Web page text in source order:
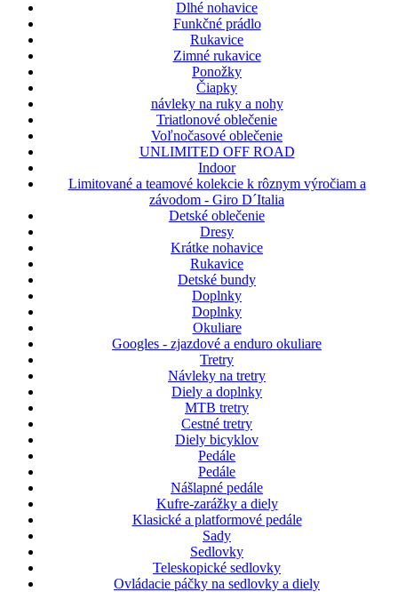
Dlhé nohavice
Funkčné prádlo
Rukavice
Zimné rukavice
Ponožky
Čiapky
návleky na ruky a nohy
Triatlonové oblečenie
Voľnočasové oblečenie
UNLIMITED OFF ROAD
Indoor
Limitované a teamové kolekcie k rôznym výročiam a
závodom - Giro D´Italia
Detské oblečenie
Dresy
Krátke nohavice
Rukavice
Detské bundy
Doplnky
Doplnky
Okuliare
Googles - zjazdové a enduro okuliare
Tretry
Návleky na tretry
Diely a doplnky
MTB tretry
Cestné tretry
Diely bicyklov
Pedále
Pedále
Nášlapné pedále
Kufre-zarážky a diely
Klasické a platformové pedále
Sady
Sedlovky
Teleskopické sedlovky
Ovládacie páčky na sedlovky a diely